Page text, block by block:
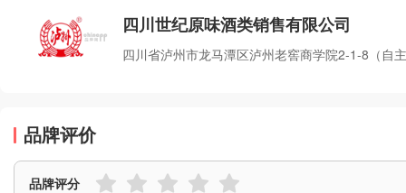
四川世纪原味酒类销售有限公司
四川省泸州市龙马潭区泸州老窖商学院2-1-8（自
品牌评价
品牌评分